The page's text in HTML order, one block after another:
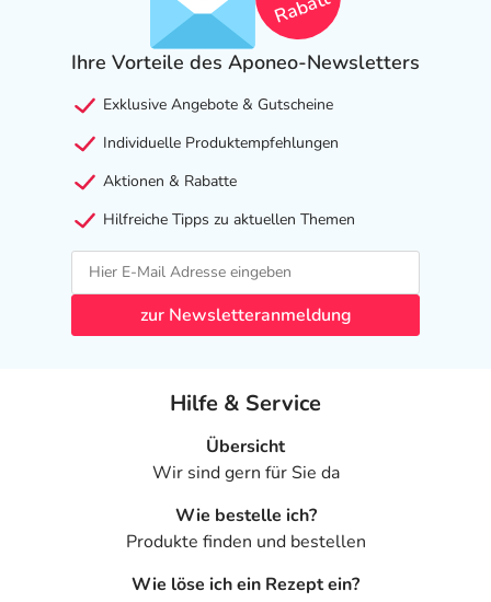
Ihre Vorteile des Aponeo-Newsletters
Exklusive Angebote & Gutscheine
Individuelle Produktempfehlungen
Aktionen & Rabatte
Hilfreiche Tipps zu aktuellen Themen
zur Newsletteranmeldung
Hilfe & Service
Übersicht
Wir sind gern für Sie da
Wie bestelle ich?
Produkte finden und bestellen
Wie löse ich ein Rezept ein?